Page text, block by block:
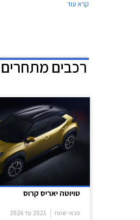
קרא עוד
רכבים מתחרים
טויוטה יאריס קרוס
פנאי שטח 2021 עד2026